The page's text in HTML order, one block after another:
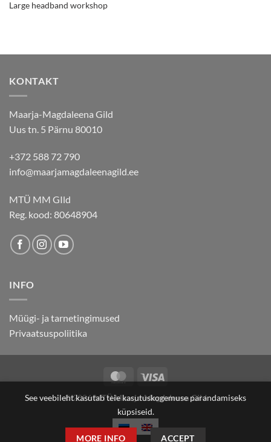
Large headband workshop
KONTAKT
Maarja-Magdaleena Gild
Uus tn. 5 Pärnu 80010
+372 588 72 790
info@maarjamagdaleenagild.ee
MTÜ MM GIld
Reg. kood: 80648904
INFO
Müügi- ja tarnetingimused
Privaatsuspoliitika
MasterCard
© 2026MTÜ Maarja-Magdaleena Gild
See veebileht kasutab teie kasutuskogemuse parandamiseks
küpsiseid.
MORE INFO ACCEPT